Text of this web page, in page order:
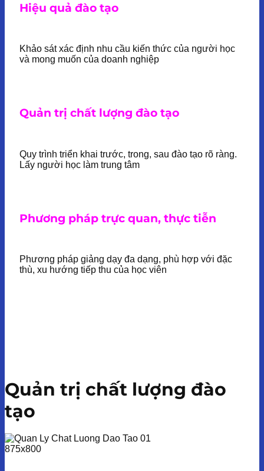
Hiệu quả đào tạo
Khảo sát xác định nhu cầu kiến thức của người học
và mong muốn của doanh nghiệp
Quản trị chất lượng đào tạo
Quy trình triển khai trước, trong, sau đào tạo rõ ràng.
Lấy người học làm trung tâm
Phương pháp trực quan, thực tiễn
Phương pháp giảng dạy đa dạng, phù hợp với đặc
thù, xu hướng tiếp thu của học viên
Quản trị chất lượng đào
tạo